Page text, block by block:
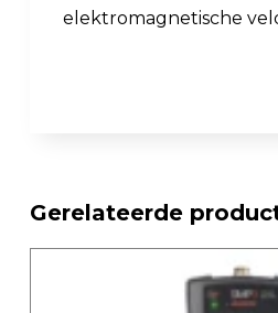
elektromagnetische
Gerelateerde